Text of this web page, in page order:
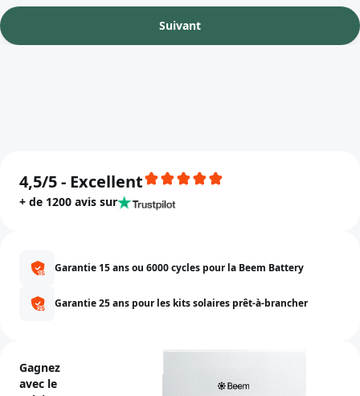
Suivant
4,5/5 - Excellent
+ de 1200 avis sur
Garantie 15 ans ou 6000 cycles pour la Beem Battery
Garantie 25 ans pour les kits solaires prêt-à-brancher
Gagnez
avec le